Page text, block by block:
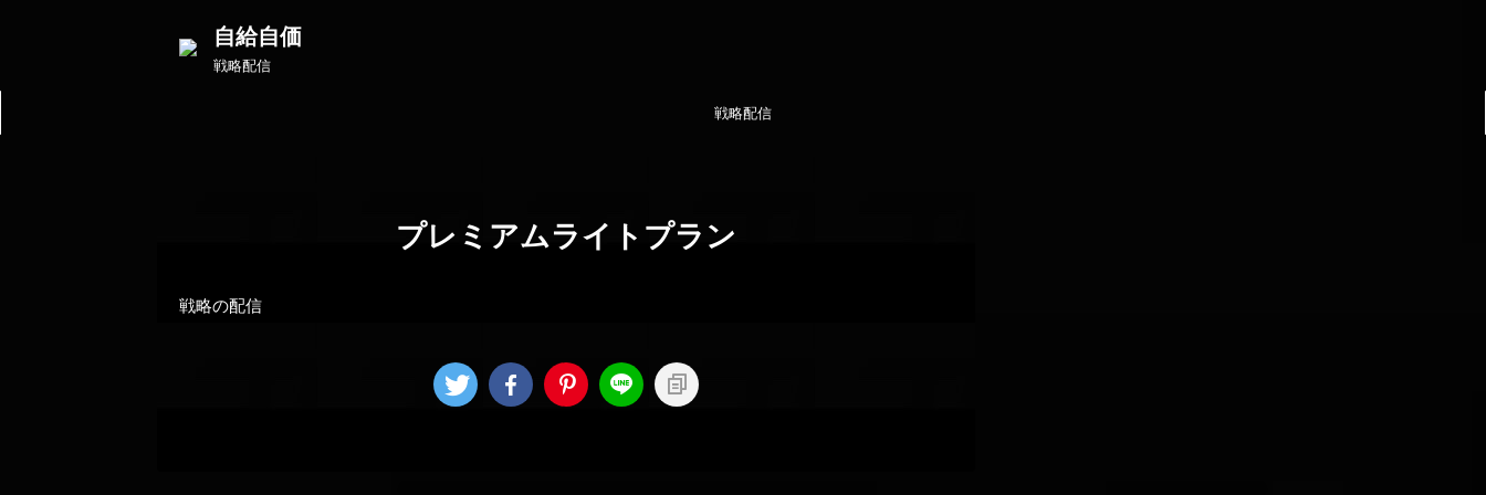
自給自価
戦略配信
戦略配信
プレミアムライトプラン
戦略の配信